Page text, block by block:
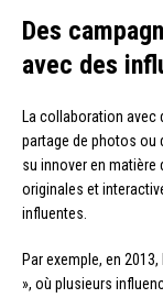
Des
avec des
La collaboration avec
partage de photos ou
su innover en matière
originales et
influentes.
Par exemple, en
», où plusieurs